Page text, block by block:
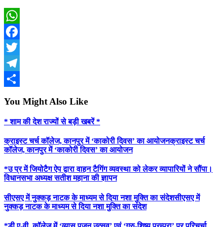
WhatsApp
Facebook
Twitter
Telegram
You Might Also Like
* शाम की देश राज्यों से बड़ी खबरें *
क्राइस्ट चर्च कॉलेज, कानपुर में ‘काकोरी दिवस’ का आयोजनक्राइस्ट चर्च
कॉलेज, कानपुर में ‘काकोरी दिवस’ का आयोजन
*उ प्र में जियोटैग ऐप द्वारा वाहन टैगिंग व्यवस्था को लेकर व्यापारियों ने सौंपा।
विधानसभा अध्यक्ष सतीश महाना की ज्ञापन
सीएसए में नुक्कड़ नाटक के माध्यम से दिया नशा मुक्ति का संदेशसीएसए में
नुक्कड़ नाटक के माध्यम से दिया नशा मुक्ति का संदेश